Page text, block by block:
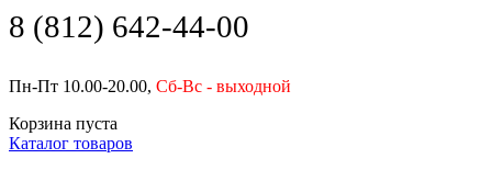
8 (812) 642-44-00
Пн-Пт 10.00-20.00, Сб-Вс - выходной
Корзина пуста
Каталог товаров